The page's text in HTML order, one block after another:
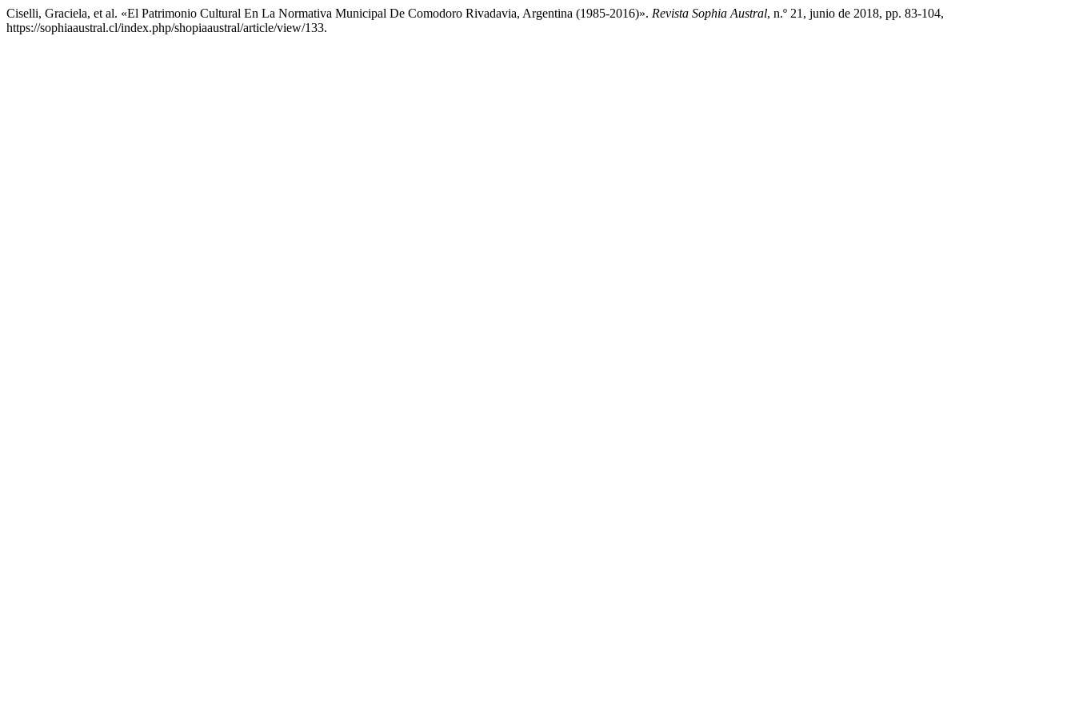
Ciselli, Graciela, et al. «El Patrimonio Cultural En La Normativa Municipal De Comodoro Rivadavia, Argentina (1985-2016)». Revista Sophia Austral, n.º 21, junio de 2018, pp. 83-104,
https://sophiaaustral.cl/index.php/shopiaaustral/article/view/133.